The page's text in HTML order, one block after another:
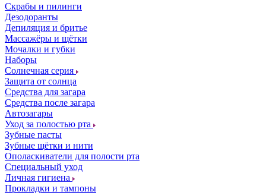
Скрабы и пилинги
Дезодоранты
Депиляция и бритье
Массажёры и щётки
Мочалки и губки
Наборы
Солнечная серия
Защита от солнца
Средства для загара
Средства после загара
Автозагары
Уход за полостью рта
Зубные пасты
Зубные щётки и нити
Ополаскиватели для полости рта
Специальный уход
Личная гигиена
Прокладки и тампоны